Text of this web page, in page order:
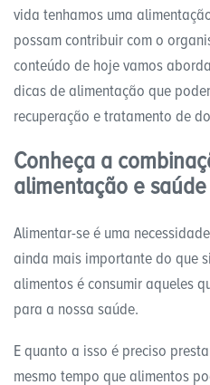
vida tenhamos uma
possam contribuir com o
conteúdo de hoje vamos
dicas de alimentação que
recuperação e tratamento de
Conheça a
alimentação e saúde
Alimentar-se é uma
ainda mais importante do que
alimentos é consumir aqueles
para a nossa saúde.
E quanto a isso é preciso
mesmo tempo que alimentos